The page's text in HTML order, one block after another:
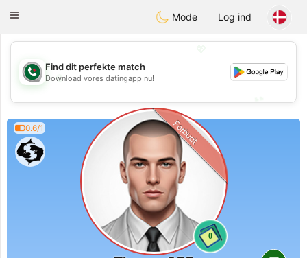
Weshrak
Toggle
Mode Log ind
💖
💕
Find dit perfekte match
Download vores datingapp nu!
0.6/1
0
Forbudt